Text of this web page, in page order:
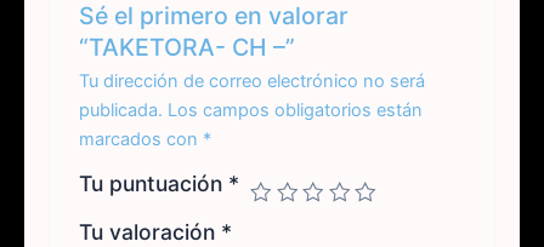
Sé el primero en valorar
“TAKETORA- CH –”
Tu dirección de correo electrónico no será
publicada. Los campos obligatorios están
marcados con *
Tu puntuación *
Tu valoración *